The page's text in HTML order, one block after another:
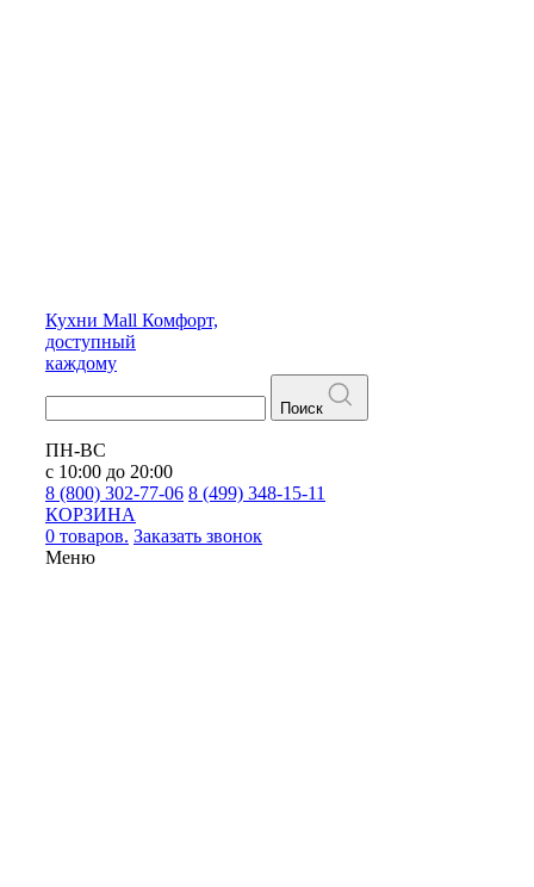
Кухни Mall Комфорт,
доступный
каждому
Поиск
ПН-ВС
с 10:00 до 20:00
8 (800) 302-77-06 8 (499) 348-15-11
КОРЗИНА
0 товаров. Заказать звонок
Меню